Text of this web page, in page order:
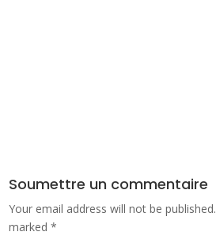
Soumettre un commentaire
Your email address will not be published.
marked*